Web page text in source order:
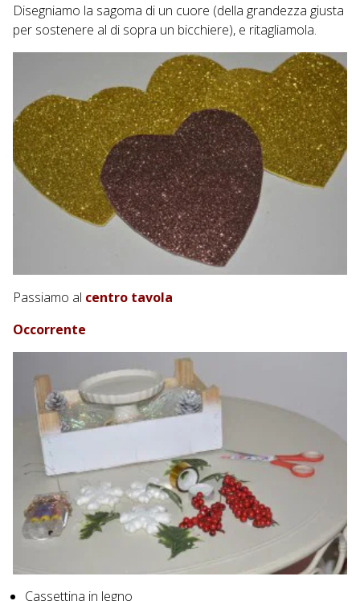
Disegniamo la sagoma di un cuore (della grandezza giusta
per sostenere al di sopra un bicchiere), e ritagliamola.
Passiamo al centro tavola
Occorrente
Cassettina in legno